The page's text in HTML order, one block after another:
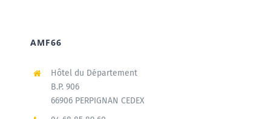
AMF66
Hôtel du Département
B.P. 906
66906 PERPIGNAN CEDEX